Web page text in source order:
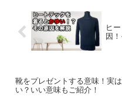
ヒ
因
靴をプレゼントする意味！実
い？いい意味もご紹介！